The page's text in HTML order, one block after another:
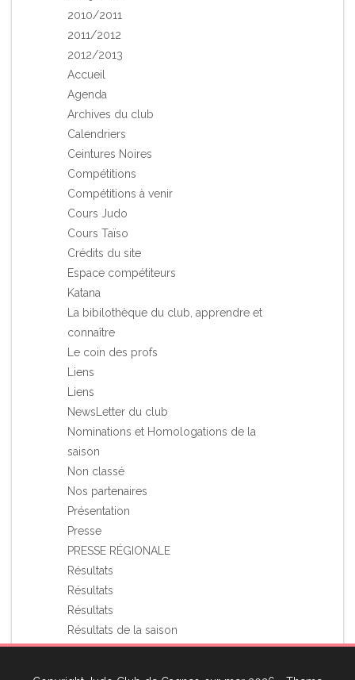
2010/2011
2011/2012
2012/2013
Accueil
Agenda
Archives du club
Calendriers
Ceintures Noires
Compétitions
Compétitions à venir
Cours Judo
Cours Taïso
Crédits du site
Espace compétiteurs
Katana
La bibilothèque du club, apprendre et
connaître
Le coin des profs
Liens
Liens
NewsLetter du club
Nominations et Homologations de la
saison
Non classé
Nos partenaires
Présentation
Presse
PRESSE RÉGIONALE
Résultats
Résultats
Résultats
Résultats de la saison
Stages et Rassemblements